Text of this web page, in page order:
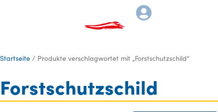
Startseite / Produkte verschlagwortet mit „Forstschutzschild“
Forstschutzschild